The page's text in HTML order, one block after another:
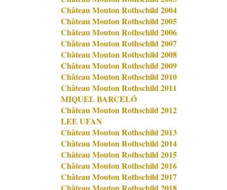
Château Mouton Rothschild 2004
Château Mouton Rothschild 2005
Château Mouton Rothschild 2006
Château Mouton Rothschild 2007
Château Mouton Rothschild 2008
Château Mouton Rothschild 2009
Château Mouton Rothschild 2010
Château Mouton Rothschild 2011
MIQUEL BARCELÓ
Château Mouton Rothschild 2012
LEE UFAN
Château Mouton Rothschild 2013
Château Mouton Rothschild 2014
Château Mouton Rothschild 2015
Château Mouton Rothschild 2016
Château Mouton Rothschild 2017
Château Mouton Rothschild 2018